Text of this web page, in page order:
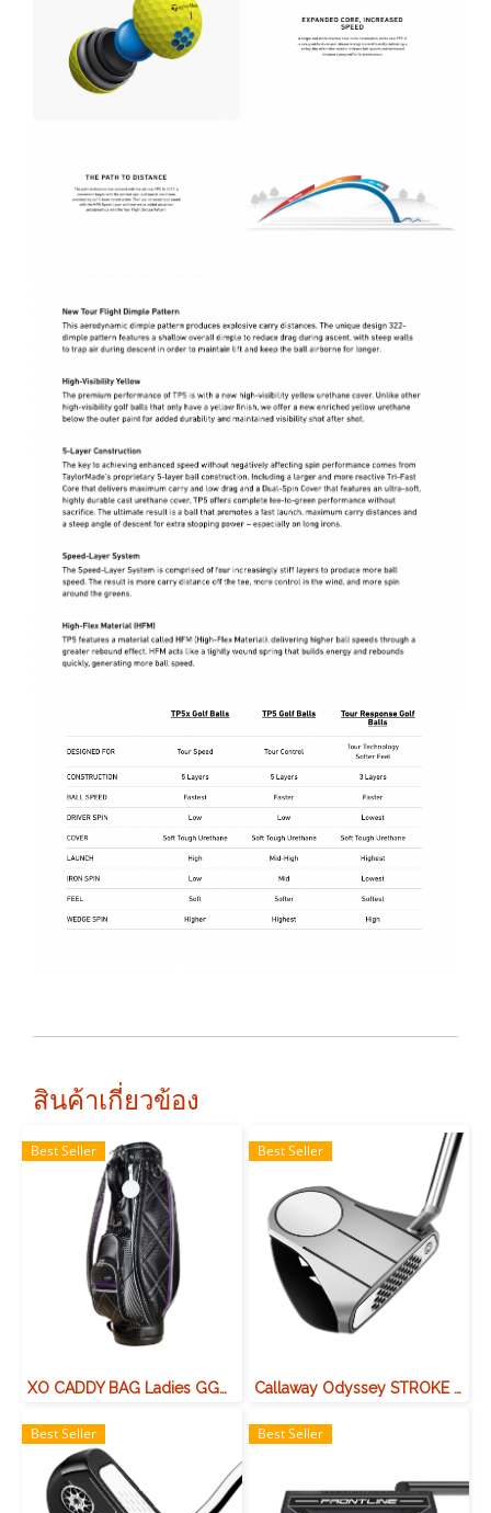
สินค้าเกี่ยวข้อง
Best Seller
XO CADDY BAG Ladies GGC-X143W
Best Seller
Callaway Odyssey STROKE LAB R-BALL PUTTER OS แบบ S
Best Seller Best Seller